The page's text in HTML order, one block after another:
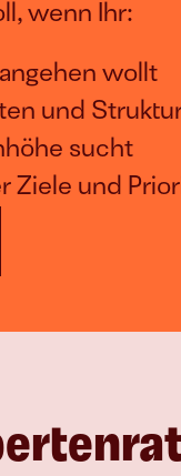
wenn Ihr:
wollt
und
sucht
Ziele und